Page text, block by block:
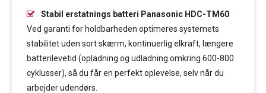
Stabil erstatnings batteri Panasonic HDC-TM60
Ved garanti for holdbarheden optimeres systemets
stabilitet uden sort skærm, kontinuerlig elkraft, længere
batterilevetid (opladning og udladning omkring 600-800
cyklusser), så du får en perfekt oplevelse, selv når du
arbejder udendørs.